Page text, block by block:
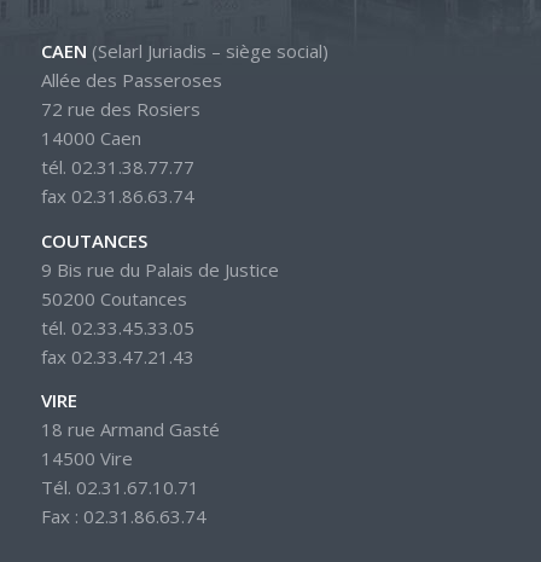
CAEN (Selarl Juriadis – siège social)
Allée des Passeroses
72 rue des Rosiers
14000 Caen
tél. 02.31.38.77.77
fax 02.31.86.63.74
COUTANCES
9 Bis rue du Palais de Justice
50200 Coutances
tél. 02.33.45.33.05
fax 02.33.47.21.43
VIRE
18 rue Armand Gasté
14500 Vire
Tél. 02.31.67.10.71
Fax : 02.31.86.63.74